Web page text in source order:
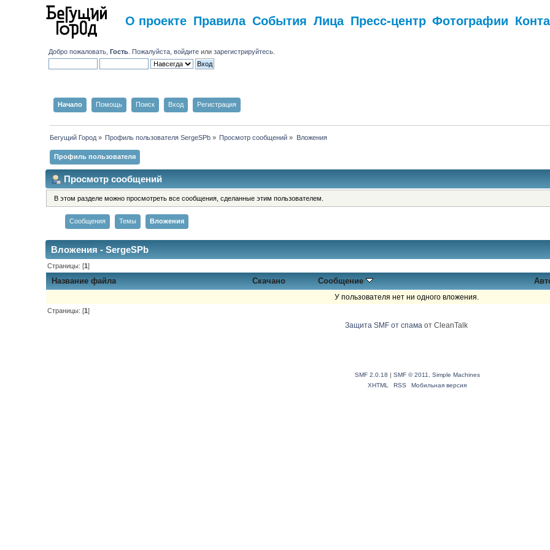
О проекте Правила События Лица Пресс-центр Фотографии
Добро пожаловать,Гость . Пожалуйста,войдите илизарегистрируйтесь
Начало Помощь Поиск Вход Регистрация
Бегущий Город» Профиль пользователя SergeSPb» Просмотр сообщений » Вложения
Профиль пользователя
Просмотр сообщений
В этом разделе можно просмотреть все сообщения, сделанные этим пользователем.
Сообщения Темы Вложения
Вложения - SergeSPb
Страницы: [1]
Название файла Скачано Сообщение
У пользователя нет ни одного вложения.
Страницы: [1]
Защита SMF от спама от CleanTalk
SMF 2.0.18 | SMF © 2011
Simple Machines
XHTML
RSS Мобильная версия